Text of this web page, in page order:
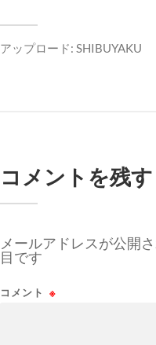
アップロード: SHIBUYAKU
コメントを残す
メールアドレスが公開
目です
コメント ※